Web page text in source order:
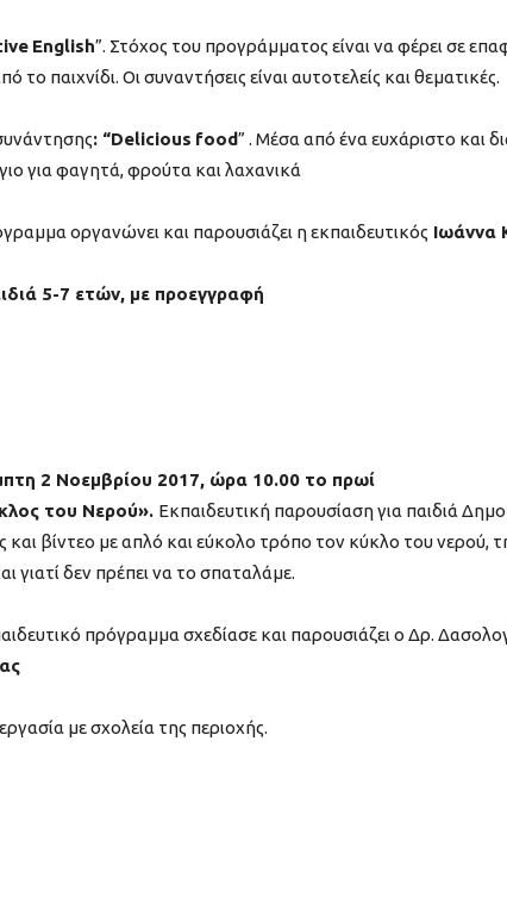
English”. Στόχος του προγράμματος είναι να φέρει σε
το παιχνίδι. Οι συναντήσεις είναι αυτοτελείς και θεματικές.
: “Delicious food” . Mέσα από ένα ευχάριστο και
για φαγητά, φρούτα και λαχανικά
οργανώνει και παρουσιάζει η εκπαιδευτικός Ιωάννα
5-7 ετών, με προεγγραφή
2 Νοεμβρίου 2017, ώρα 10.00 το πρωί
του Νερού». Εκπαιδευτική παρουσίαση για παιδιά
και βίντεο με απλό και εύκολο τρόπο τον κύκλο του νερού,
γιατί δεν πρέπει να το σπαταλάμε.
πρόγραμμα σχεδίασε και παρουσιάζει ο Δρ.
με σχολεία της περιοχής.